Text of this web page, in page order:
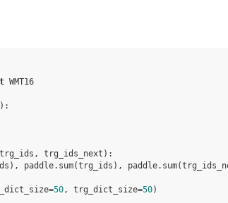
WMT16
):
trg_ids , trg_ids_next ):
), paddle. sum(trg_ids ), paddle. sum(
=50, trg_dict_size=50)